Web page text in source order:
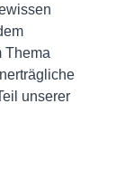
Thema
unserer